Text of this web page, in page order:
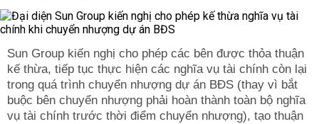
Sun Group kiến nghị cho phép các bên được thỏa thuận
kế thừa, tiếp tục thực hiện các nghĩa vụ tài chính còn lại
trong quá trình chuyển nhượng dự án BĐS (thay vì bắt
buộc bên chuyển nhượng phải hoàn thành toàn bộ nghĩa
vụ tài chính trước thời điểm chuyển nhượng), tạo thuận